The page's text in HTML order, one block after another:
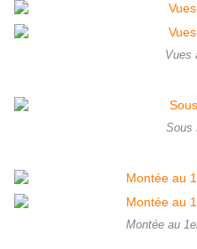
Vues
Sous
Montée au